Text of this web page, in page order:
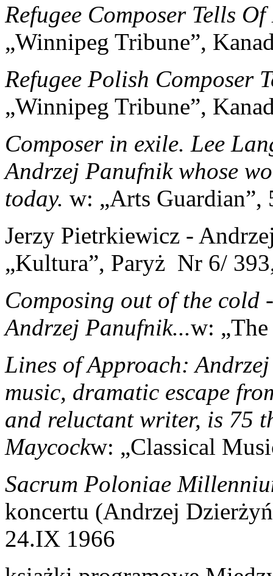
Refugee Composer Tells
„Winnipeg Tribune”,
Refugee Polish Composer
„Winnipeg Tribune”,
Composer in exile. Lee
Andrzej Panufnik whose
today. w: „Arts Guardian”,
Jerzy Pietrkiewicz -
„Kultura”, Paryż Nr 6/
Composing out of the cold
Andrzej Panufnik...w:
Lines of Approach:
music, dramatic escape
and reluctant writer, is 75
Maycockw: „Classical
Sacrum Poloniae
koncertu (Andrzej
24.IX 1966